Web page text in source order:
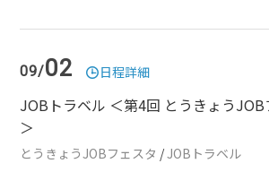
09/02 日程詳細
JOBトラベル ＜第4回 とうきょう
＞
とうきょうJOBフェスタ /JOBトラベル